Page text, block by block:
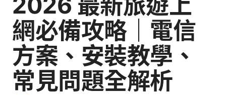
網必備攻略｜電信
方案、安裝教學、
常見問題全解析